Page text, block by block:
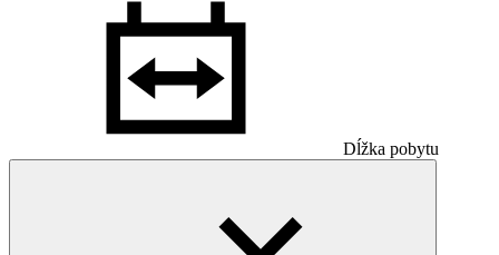
Dĺžka pobytu